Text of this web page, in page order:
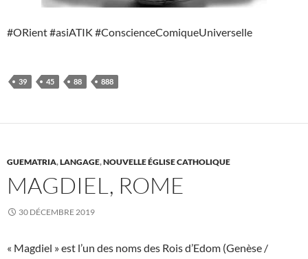
#ORient #asiATIK #ConscienceComiqueUniverselle
39 45 88 888
GUEMATRIA,LANGAGE,NOUVELLE ÉGLISE CATHOLIQUE
MAGDIEL, ROME
30 DÉCEMBRE 2019
« Magdiel » est l’un des noms des Rois d’Edom (Genèse /